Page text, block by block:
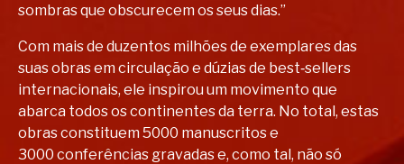
sombras que obscurecem os seus dias.”
Com mais de duzentos milhões de exemplares das
suas obras em circulação e dúzias de best‑sellers
internacionais, ele inspirou um movimento que
abarca todos os continentes da terra. No total, estas
obras constituem 5000 manuscritos e
3000 conferências gravadas e, como tal, não só